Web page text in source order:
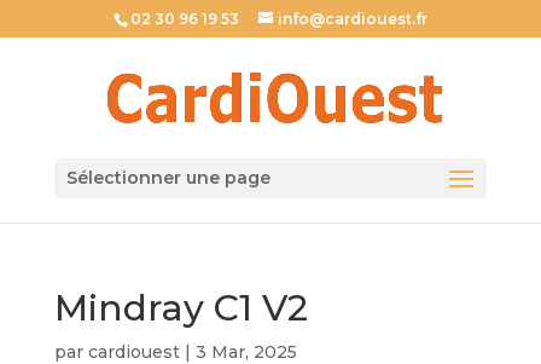
02 30 96 19 53 info@cardiouest.fr
Sélectionner une page
Mindray C1 V2
par cardiouest| 3 Mar, 2025